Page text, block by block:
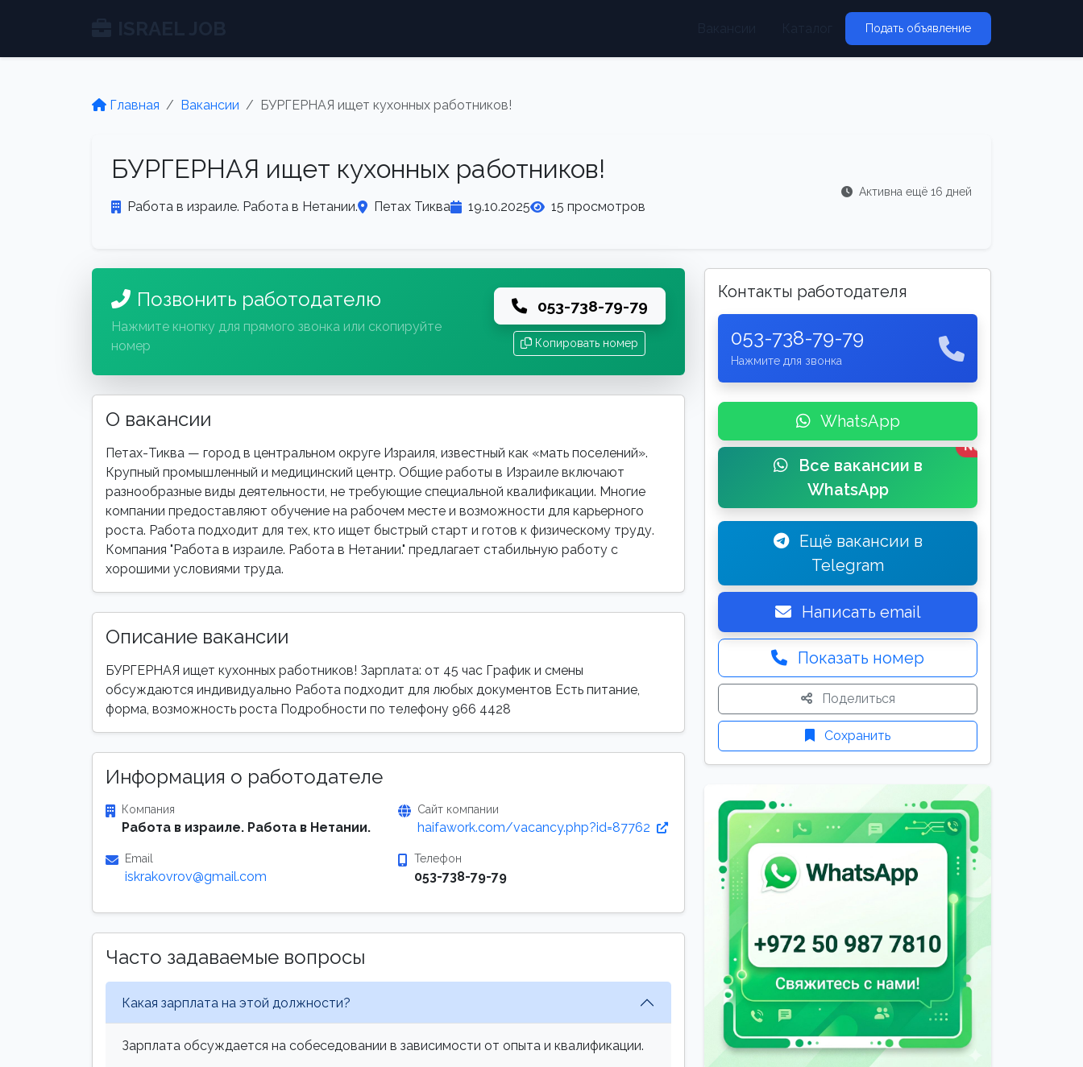
Подать объявление
Главная Вакансии БУРГЕРНАЯ ищет кухонных работников!
БУРГЕРНАЯ ищет кухонных работников!
Работа в израиле. Работа в Нетании. Петах Тиква 19.10.2025 15 просмотров
Активна ещё 16 дней
Позвонить работодателю
Нажмите кнопку для прямого звонка или скопируйте
номер
053-738-79-79
Копировать номер
О вакансии
Петах-Тиква — город в центральном округе Израиля, известный как «мать поселений».
Крупный промышленный и медицинский центр. Общие работы в Израиле включают
разнообразные виды деятельности, не требующие специальной квалификации. Многие
компании предоставляют обучение на рабочем месте и возможности для карьерного
роста. Работа подходит для тех, кто ищет быстрый старт и готов к физическому труду.
Компания "Работа в израиле. Работа в Нетании." предлагает стабильную работу с
хорошими условиями труда.
Описание вакансии
БУРГЕРНАЯ ищет кухонных работников! Зарплата: от 45 час График и смены
обсуждаются индивидуально Работа подходит для любых документов Есть питание,
форма, возможность роста Подробности по телефону 966 4428
Информация о работодателе
Компания
Работа в израиле. Работа в Нетании.
Сайт компании
haifawork.com/vacancy.php?id=87762
Email
iskrakovrov@gmail.com
Телефон
053-738-79-79
Часто задаваемые вопросы
Какая зарплата на этой должности?
Зарплата обсуждается на собеседовании в зависимости от опыта и квалификации.
Контакты работодателя
053-738-79-79
Нажмите для звонка
WhatsApp
Все вакансии в
WhatsApp
New
Ещё вакансии в
Telegram
Написать email
Показать номер
Поделиться
Сохранить